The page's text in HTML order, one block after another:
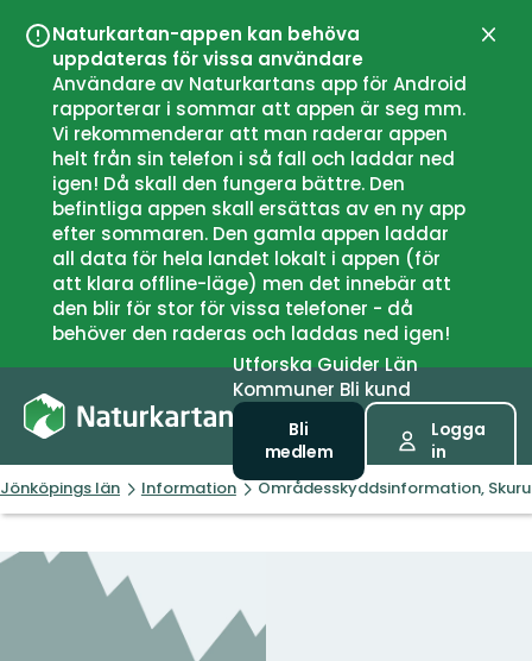
Naturkartan-appen kan behöva
uppdateras för vissa användare
Användare av Naturkartans app för Android
rapporterar i sommar att appen är seg mm.
Vi rekommenderar att man raderar appen
helt från sin telefon i så fall och laddar ned
igen! Då skall den fungera bättre. Den
befintliga appen skall ersättas av en ny app
efter sommaren. Den gamla appen laddar
all data för hela landet lokalt i appen (för
att klara offline-läge) men det innebär att
den blir för stor för vissa telefoner - då
behöver den raderas och laddas ned igen!
UtforskaGuiderLän
Kommuner Bli kund
Bli
medlem
Logga
in
Jönköpings län Information Områdesskyddsinformation,